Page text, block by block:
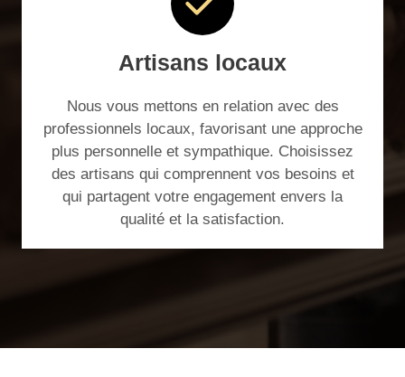
Artisans locaux
Nous vous mettons en relation avec des
professionnels locaux, favorisant une approche
plus personnelle et sympathique. Choisissez
des artisans qui comprennent vos besoins et
qui partagent votre engagement envers la
qualité et la satisfaction.